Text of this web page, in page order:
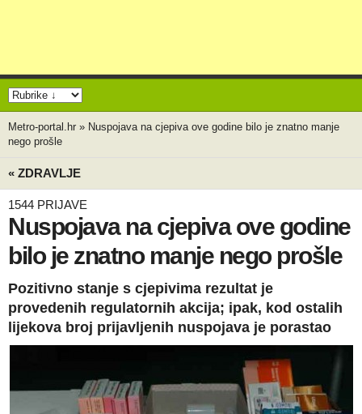
Metro-portal.hr » Nuspojava na cjepiva ove godine bilo je znatno manje
nego prošle
« ZDRAVLJE
1544 PRIJAVE
Nuspojava na cjepiva ove godine
bilo je znatno manje nego prošle
Pozitivno stanje s cjepivima rezultat je
provedenih regulatornih akcija; ipak, kod ostalih
lijekova broj prijavljenih nuspojava je porastao